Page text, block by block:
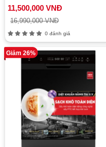
11,500,000 VNĐ
16,990,000 VNĐ
0 đánh giá
Giảm 26%